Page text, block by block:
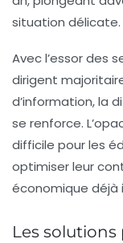
situation délicate.
Avec l’essor des
dirigent
d’information, la
se renforce.
difficile pour les
optimiser leur
économique déjà
Les solutions